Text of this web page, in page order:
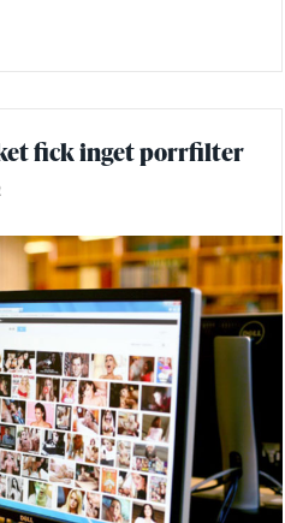
fick inget porrfilter